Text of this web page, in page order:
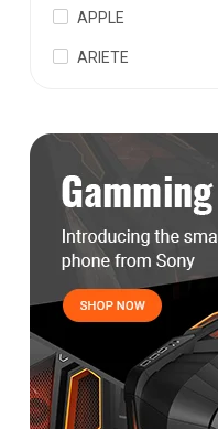
APPLE
ARIETE